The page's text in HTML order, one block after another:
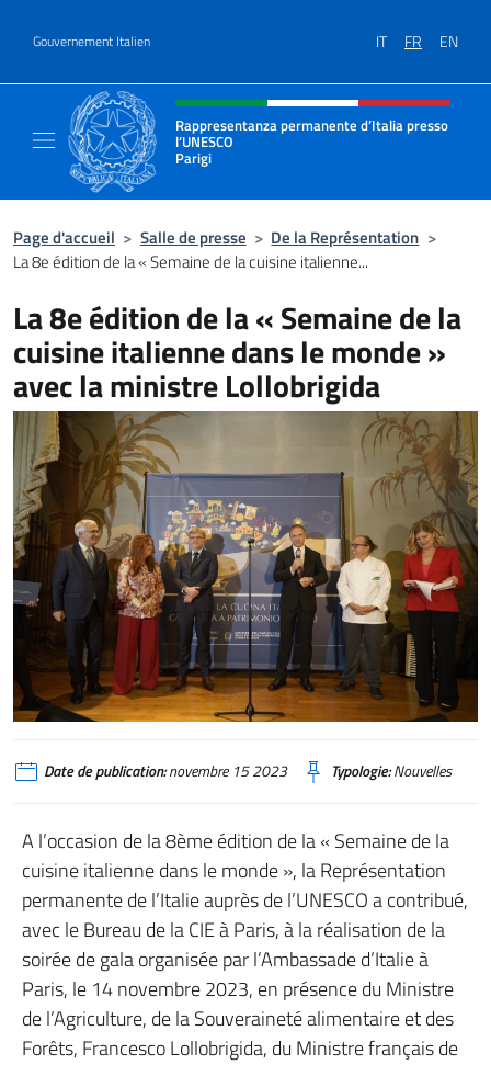
Gouvernement Italien IT FR EN
Site Web, social et en-tête de
Rappresentanza permanente d’Italia presso
l’UNESCO
Parigi
Il sito ufficiale della Rappresentanza
Page d'accueil > Salle de presse > De la Représentation >
La 8e édition de la « Semaine de la cuisine italienne...
La 8e édition de la « Semaine de la
cuisine italienne dans le monde »
avec la ministre Lollobrigida
Date de publication:novembre 15 2023 Typologie:Nouvelles
A l’occasion de la 8ème édition de la « Semaine de la
cuisine italienne dans le monde », la Représentation
permanente de l’Italie auprès de l’UNESCO a contribué,
avec le Bureau de la CIE à Paris, à la réalisation de la
soirée de gala organisée par l’Ambassade d’Italie à
Paris, le 14 novembre 2023, en présence du Ministre
de l’Agriculture, de la Souveraineté alimentaire et des
Forêts, Francesco Lollobrigida, du Ministre français de